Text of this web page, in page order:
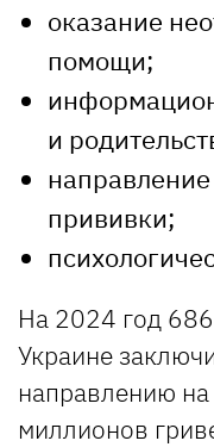
оказание
помощи;
и
прививки;
На 2024 год
Украине
направлению
миллионов